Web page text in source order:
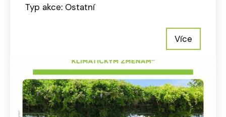
Typ akce: Ostatní
Více